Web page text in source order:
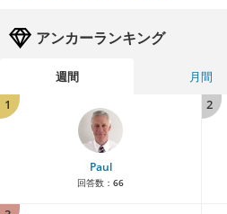
アンカーランキング
週間 月間
1
Paul
回答数： 66
2